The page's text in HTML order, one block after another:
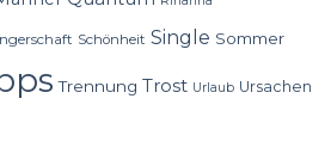
Schönheit Single Sommer
Trennung Trost Urlaub Ursachen